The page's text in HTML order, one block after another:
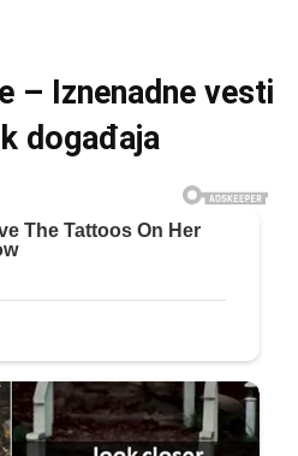
– Iznenadne vesti
događaja